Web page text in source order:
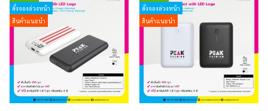
สั่งจองล่วงหน้า
สินค้าแนะนำ
สั่งจองล่วงหน้า
สินค้าแนะนำ